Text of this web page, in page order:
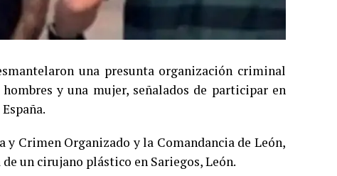
una presunta organización criminal
y una mujer, señalados de participar en
Crimen Organizado y la Comandancia de León,
un cirujano plástico en Sariegos, León.